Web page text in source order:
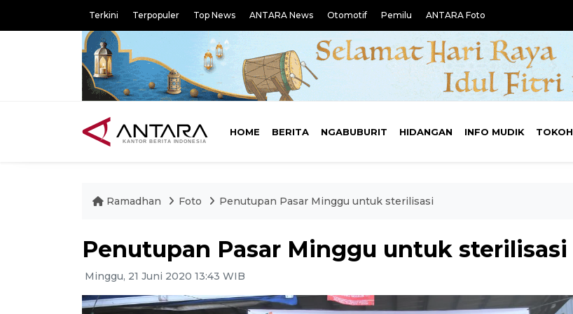
Terkini Terpopuler Top News ANTARA News Otomotif Pemilu ANTARA Foto
HOME BERITA NGABUBURIT HIDANGAN INFO MUDIK TOKOH
Ramadhan Foto Penutupan Pasar Minggu untuk sterilisasi
Penutupan Pasar Minggu untuk sterilisasi
Minggu, 21 Juni 2020 13:43 WIB